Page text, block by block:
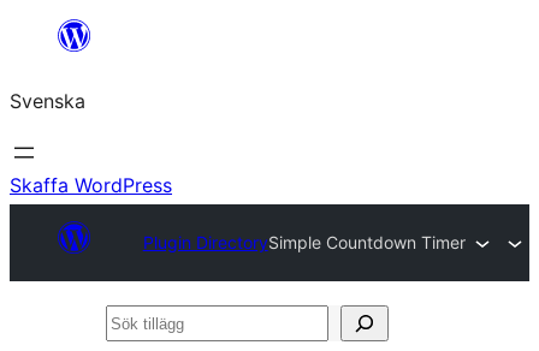
Hoppa
innehåll
Svenska
Skaffa WordPress
Plugin DirectorySimple Countdown Timer
Sök